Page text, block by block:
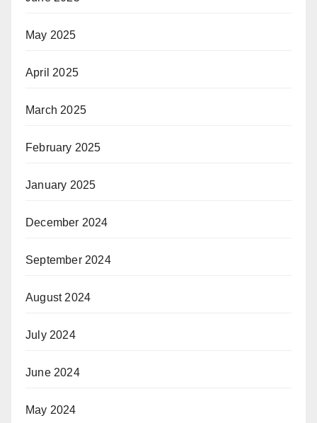
May 2025
April 2025
March 2025
February 2025
January 2025
December 2024
September 2024
August 2024
July 2024
June 2024
May 2024